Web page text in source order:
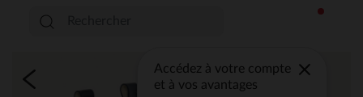
Accédez à votre compte
et à vos avantages